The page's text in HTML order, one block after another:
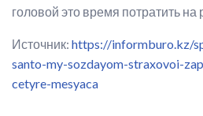
головой это время потратить
Источник: https://informburo.kz/
santo-my-sozdayom-straxovoi-
cetyre-mesyaca